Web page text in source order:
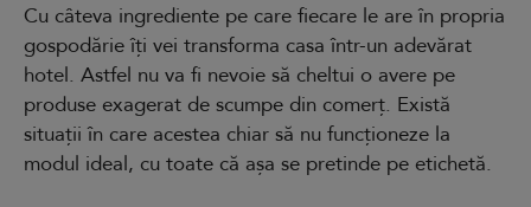
Cu câteva ingrediente pe care fiecare le are în propria
gospodărie îți vei transforma casa într-un adevărat
hotel. Astfel nu va fi nevoie să cheltui o avere pe
produse exagerat de scumpe din comerț. Există
situații în care acestea chiar să nu funcționeze la
modul ideal, cu toate că așa se pretinde pe etichetă.